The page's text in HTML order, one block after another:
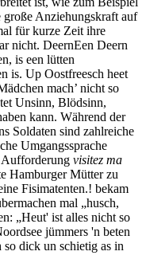
große Anziehungskraft auf
für kurze Zeit ihre
nicht. DeernEen Deern
is een lütten
is. Up Oostfreesch heet
mach’ nicht so
Unsinn, Blödsinn,
kann. Während der
Soldaten sind zahlreiche
Umgangssprache
Aufforderung visitez ma
Hamburger Mütter zu
Fisimatenten.! bekam
mal
husch,
Heut' ist alles nicht so
jümmers 'n beten
dick un schietig as in